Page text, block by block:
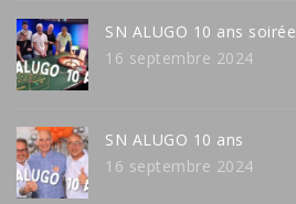
SN ALUGO 10 ans soirée
16 septembre 2024
SN ALUGO 10 ans
16 septembre 2024